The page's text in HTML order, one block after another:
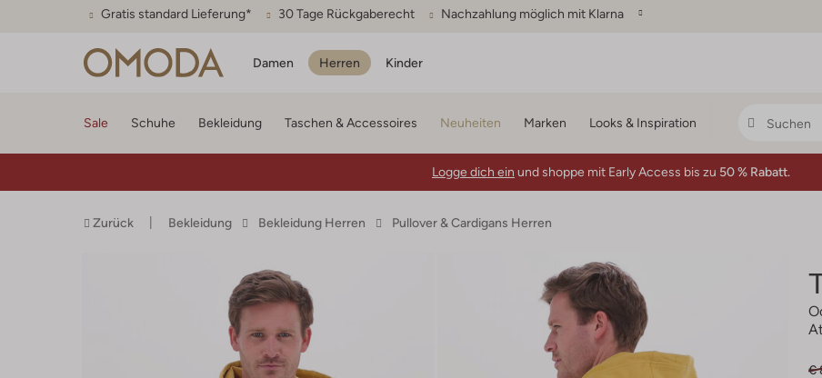
Gratis standard Lieferung* 30 Tage Rückgaberecht Nachzahlung möglich mit Klarna
Damen Herren Kinder
Sale Schuhe Bekleidung Taschen & Accessoires Neuheiten Marken Looks & Inspiration
Logge dich ein und shoppe mit Early Access bis zu 50 % Rabatt.
Zurück Bekleidung Bekleidung Herren Pullover & Cardigans Herren
€